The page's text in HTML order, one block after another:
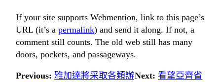
If your site supports Webmention, link to this page’s
URL (it’s a permalink) and send it along. If not, a
comment still counts. The old web still has many
doors, pockets, and passageways.
Previous: 雅加達將采取各類辦Next: 看望亞齊省